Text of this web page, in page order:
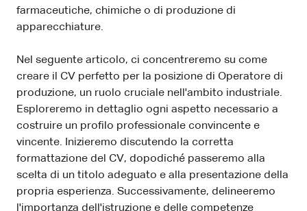
farmaceutiche, chimiche o di produzione di
apparecchiature.
Nel seguente articolo, ci concentreremo su come
creare il CV perfetto per la posizione di Operatore di
produzione, un ruolo cruciale nell'ambito industriale.
Esploreremo in dettaglio ogni aspetto necessario a
costruire un profilo professionale convincente e
vincente. Inizieremo discutendo la corretta
formattazione del CV, dopodiché passeremo alla
scelta di un titolo adeguato e alla presentazione della
propria esperienza. Successivamente, delineeremo
l'importanza dell'istruzione e delle competenze